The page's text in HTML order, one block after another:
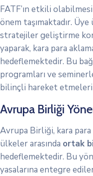
FATF’ın etkili
önem taşımaktadır.
stratejiler geliştirme
yaparak, kara para
hedeflemektedir. Bu
programları ve
bilinçli hareket
Avrupa Birliği
Avrupa Birliği, kara
ülkeler arasında ortak
hedeflemektedir. Bu
yasalarına entegre